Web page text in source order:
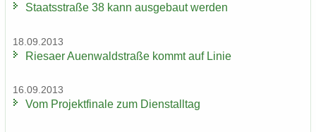
Staats­stra­ße 38 kann aus­ge­baut wer­den
18.09.2013
Rie­sa­er Au­en­wald­stra­ße kommt auf Linie
16.09.2013
Vom Pro­jekt­fi­na­le zum Dienst­all­tag